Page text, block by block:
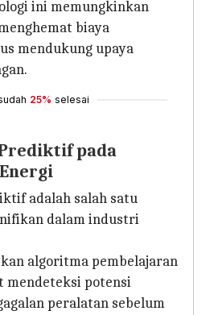
ini memungkinkan
biaya
mendukung upaya
25% selesai
pada
adalah salah satu
dalam industri
algoritma pembelajaran
mendeteksi potensi
peralatan sebelum